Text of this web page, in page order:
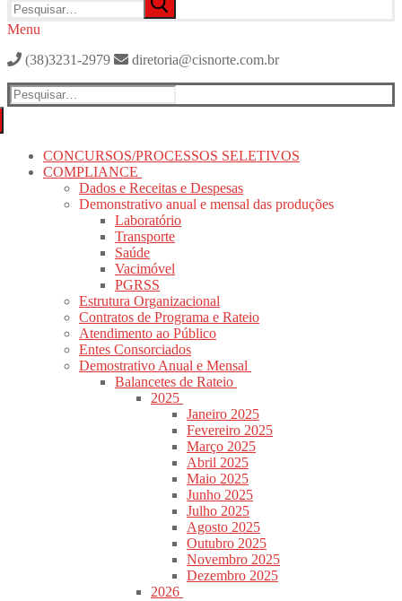
por:
Menu
(38)3231-2979
diretoria@cisnorte.com.br
Pesquisar
por:
CONCURSOS/PROCESSOS SELETIVOS
COMPLIANCE
Dados e Receitas e Despesas
Demonstrativo anual e mensal das produções
Laboratório
Transporte
Saúde
Vacimóvel
PGRSS
Estrutura Organizacional
Contratos de Programa e Rateio
Atendimento ao Público
Entes Consorciados
Demostrativo Anual e Mensal
Balancetes de Rateio
2025
Janeiro 2025
Fevereiro 2025
Março 2025
Abril 2025
Maio 2025
Junho 2025
Julho 2025
Agosto 2025
Outubro 2025
Novembro 2025
Dezembro 2025
2026